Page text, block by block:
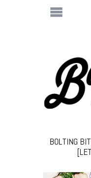
BOLTING